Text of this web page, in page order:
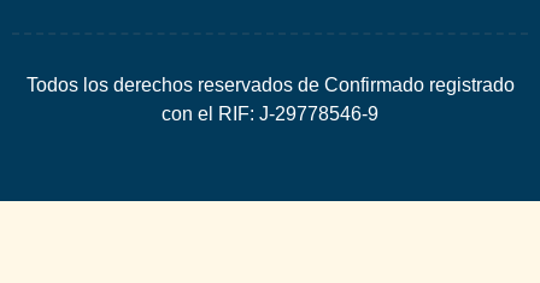
Todos los derechos reservados de Confirmado registrado
con el RIF: J-29778546-9